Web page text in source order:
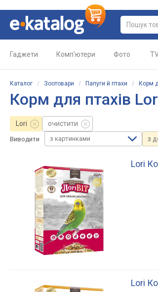
Гаджети Комп'ютери Фото
Каталог / Зоотовари / Папуги й птахи / Корм
Корм для птахів
Lori очистити
Виводити з картинками з
Lori
Lori